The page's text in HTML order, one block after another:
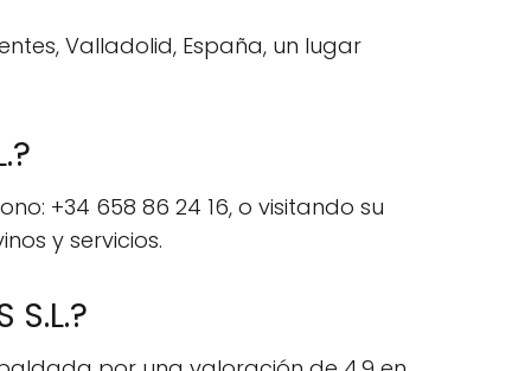
Valladolid, España, un lugar
+34 658 86 24 16, o visitando su
y servicios.